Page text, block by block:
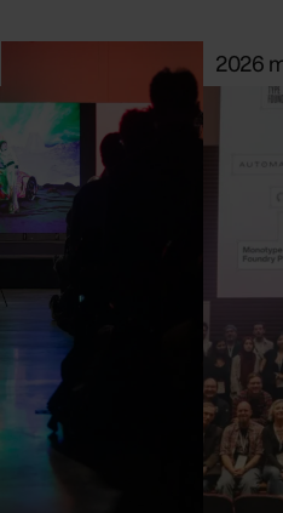
2026